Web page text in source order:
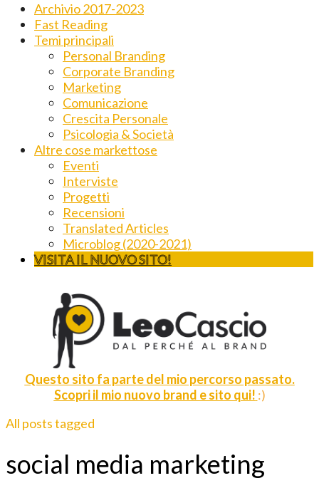
Archivio 2017-2023
Fast Reading
Temi principali
Personal Branding
Corporate Branding
Marketing
Comunicazione
Crescita Personale
Psicologia & Società
Altre cose markettose
Eventi
Interviste
Progetti
Recensioni
Translated Articles
Microblog (2020-2021)
VISITA IL NUOVO SITO!
Questo sito fa parte del mio percorso passato.
Scopri il mio nuovo brand e sito qui! :)
All posts tagged
social media marketing